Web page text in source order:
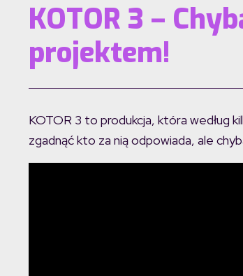
KOTOR 3 –
projektem!
KOTOR 3 to produkcja, która według
zgadnąć kto za nią odpowiada, ale